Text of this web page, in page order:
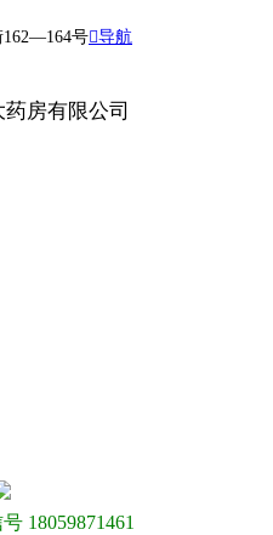
162—164号导航
18059871461